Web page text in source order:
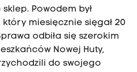
Powodem był
miesięcznie sięgał 20
odbiła się szerokim
Nowej Huty,
do swojego